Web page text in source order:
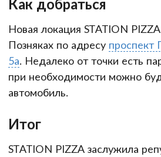
Как добраться
Новая локация STATION
Позняках по адресу проспект
5а. Недалеко от точки есть
при необходимости можно
автомобиль.
Итог
STATION PIZZA заслужила